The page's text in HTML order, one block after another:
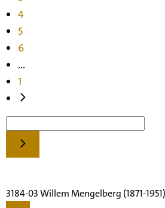
4
5
6
...
1
3184-03 Willem Mengelberg (1871-